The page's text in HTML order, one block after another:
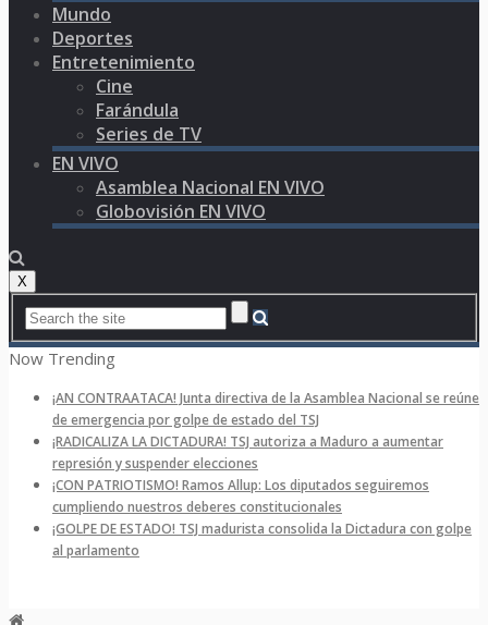
Mundo
Deportes
Entretenimiento
Cine
Farándula
Series de TV
EN VIVO
Asamblea Nacional EN VIVO
Globovisión EN VIVO
X
Now Trending
¡AN CONTRAATACA! Junta directiva de la Asamblea Nacional se reúne
de emergencia por golpe de estado del TSJ
¡RADICALIZA LA DICTADURA! TSJ autoriza a Maduro a aumentar
represión y suspender elecciones
¡CON PATRIOTISMO! Ramos Allup: Los diputados seguiremos
cumpliendo nuestros deberes constitucionales
¡GOLPE DE ESTADO! TSJ madurista consolida la Dictadura con golpe
al parlamento